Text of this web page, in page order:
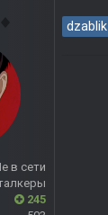
в сети
245
dzablik